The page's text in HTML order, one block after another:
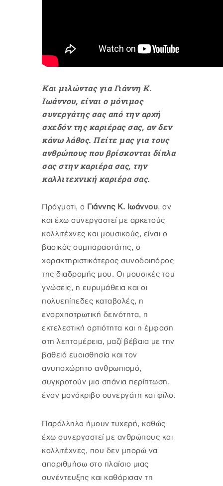
Και μιλώντας για Γιάννη Κ.
Ιωάννου, είναι ο μόνιμος
συνεργάτης σας από την αρχή
σχεδόν της καριέρας σας, αν δεν
κάνω λάθος. Πείτε μας για τους
ανθρώπους που βρίσκονται δίπλα
σας στην καριέρα σας, την
καλλιτεχνική καριέρα σας.
Πράγματι, ο Γιάννης Κ. Ιωάννου, αν
και έχω συνεργαστεί με αρκετούς
καλλιτέχνες και μουσικούς, είναι ο
βασικός συμπαραστάτης, ο
χαρακτηριστικότερος συνοδοιπόρος
της διαδρομής μου. Οι μουσικές του
γνώσεις, η ευρυμάθεια και οι
πολυεπίπεδες καταβολές, η
ενορχηστρωτική δεινότητα, η
εκτελεστική αρτιότητα και η έμφαση
στη λεπτομέρεια, μαζί βέβαια με την
βαθειά ευαισθησία και τον
ανυποχώρητο ανθρωπισμό,
συγκροτούν μια σπάνια περίπτωση,
έναν μονάκριβο συνεργάτη και φίλο.
Παράλληλα ήμουν τυχερή, καθώς
έχω συνεργαστεί με ανθρώπους και
καλλιτέχνες, που δεν μπορώ να
απαριθμήσω στο πλαίσιο μιας
συνέντευξης και καθόρισαν τη